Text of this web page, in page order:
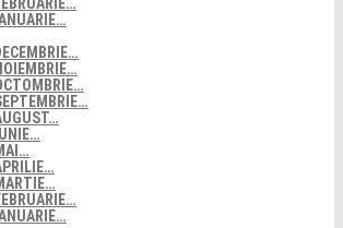
IUNIE…